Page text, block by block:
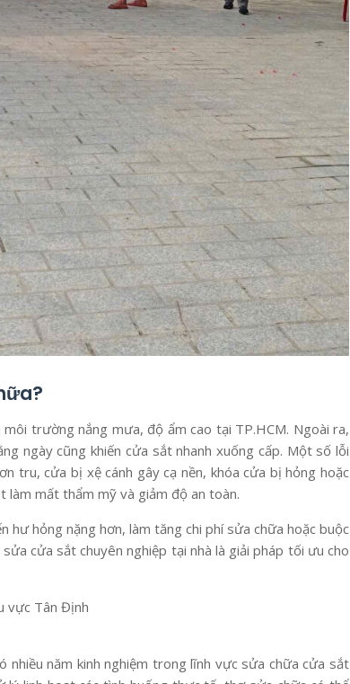
trường nắng mưa, độ ẩm cao tại TP.HCM. Ngoài ra,
ngày cũng khiến cửa sắt nhanh xuống cấp. Một số lỗi
tru, cửa bị xệ cánh gây cạ nền, khóa cửa bị hỏng hoặc
mất thẩm mỹ và giảm độ an toàn.
hư hỏng nặng hơn, làm tăng chi phí sửa chữa hoặc buộc
cửa sắt chuyên nghiệp tại nhà là giải pháp tối ưu cho
vực Tân Định
nhiều năm kinh nghiệm trong lĩnh vực sửa chữa cửa sắt